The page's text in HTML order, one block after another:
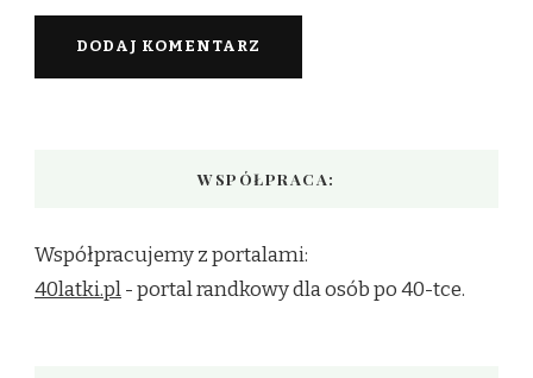
WSPÓŁPRACA:
Współpracujemy z portalami:
40latki.pl- portal randkowy dla osób po 40-tce.